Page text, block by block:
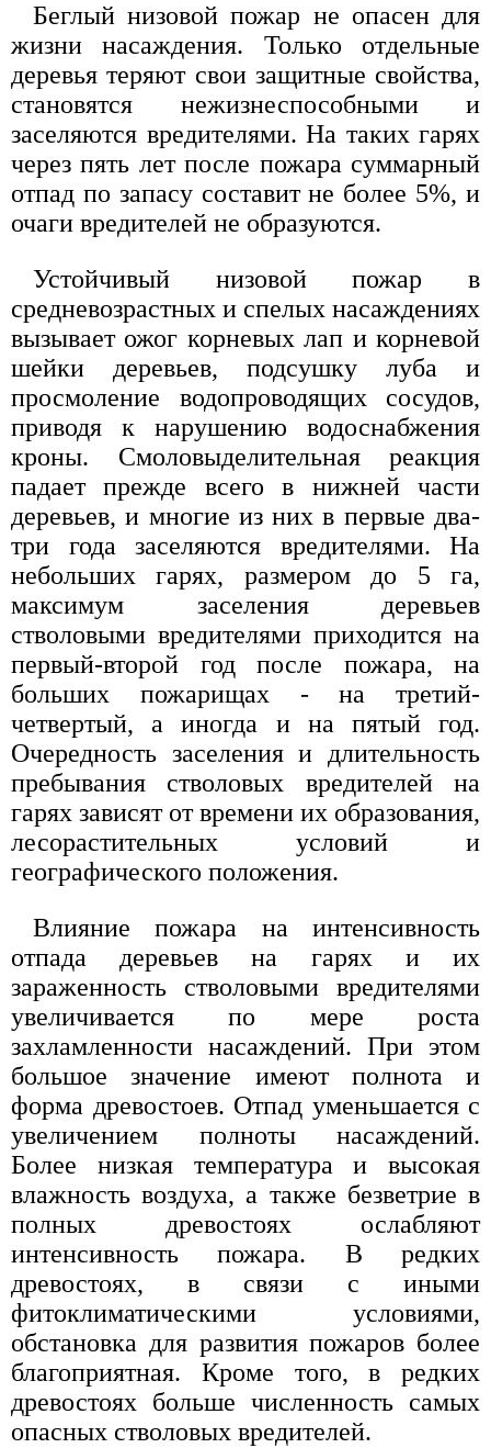
Беглый низовой пожар не опасен для
жизни насаждения. Только отдельные
деревья теряют свои защитные свойства,
становятся нежизнеспособными и
заселяются вредителями. На таких гарях
через пять лет после пожара суммарный
отпад по запасу составит не более 5%, и
очаги вредителей не образуются.
Устойчивый низовой пожар в
средневозрастных и спелых насаждениях
вызывает ожог корневых лап и корневой
шейки деревьев, подсушку луба и
просмоление водопроводящих сосудов,
приводя к нарушению водоснабжения
кроны. Смоловыделительная реакция
падает прежде всего в нижней части
деревьев, и многие из них в первые два-
три года заселяются вредителями. На
небольших гарях, размером до 5 га,
максимум заселения деревьев
стволовыми вредителями приходится на
первый-второй год после пожара, на
больших пожарищах - на третий-
четвертый, а иногда и на пятый год.
Очередность заселения и длительность
пребывания стволовых вредителей на
гарях зависят от времени их образования,
лесорастительных условий и
географического положения.
Влияние пожара на интенсивность
отпада деревьев на гарях и их
зараженность стволовыми вредителями
увеличивается по мере роста
захламленности насаждений. При этом
большое значение имеют полнота и
форма древостоев. Отпад уменьшается с
увеличением полноты насаждений.
Более низкая температура и высокая
влажность воздуха, а также безветрие в
полных древостоях ослабляют
интенсивность пожара. В редких
древостоях, в связи с иными
фитоклиматическими условиями,
обстановка для развития пожаров более
благоприятная. Кроме того, в редких
древостоях больше численность самых
опасных стволовых вредителей.